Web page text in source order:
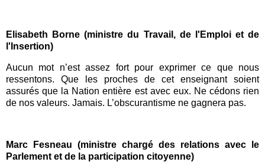
Elisabeth Borne (ministre du Travail, de l'Emploi et de
l'Insertion)
Aucun mot n’est assez fort pour exprimer ce que nous
ressentons. Que les proches de cet enseignant soient
assurés que la Nation entière est avec eux. Ne cédons rien
de nos valeurs. Jamais. L’obscurantisme ne gagnera pas.
Marc Fesneau (ministre chargé des relations avec le
Parlement et de la participation citoyenne)